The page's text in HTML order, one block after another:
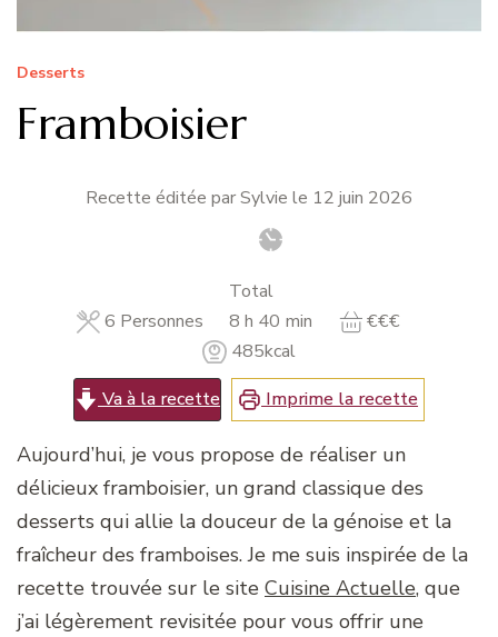
Desserts
Framboisier
Recette éditée par Sylvie le 12 juin 2026
6 Personnes
Total
8 heures
h 40 minutes
min
€€€
485kcal
Va à la recette
Imprime la recette
Aujourd’hui, je vous propose de réaliser un
délicieux framboisier, un grand classique des
desserts qui allie la douceur de la génoise et la
fraîcheur des framboises. Je me suis inspirée de la
recette trouvée sur le site Cuisine Actuelle, que
j’ai légèrement revisitée pour vous offrir une